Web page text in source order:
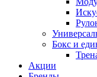
Бокс и
Акции